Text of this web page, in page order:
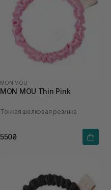
MON MOU
MON MOU Thin Pink
Тонкая шелковая резинка
550₴